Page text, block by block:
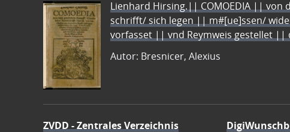
Lienhard Hirsing.|| COMOEDIA ||
schrifft/ sich legen || m#[ue]ssen/
vorfasset || vnd Reymweis gestellet
Autor: Bresnicer, Alexius
ZVDD - Zentrales Verzeichnis